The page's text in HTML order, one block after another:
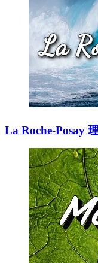
La Roche-Posay